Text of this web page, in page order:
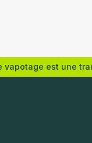
vapotage est une